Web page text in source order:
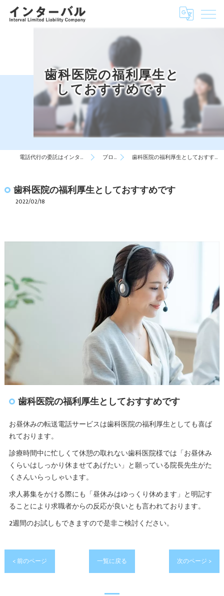
歯科医院の福利厚生と
しておすすめです
電話代行の委託はインターバル ブログ 歯科医院の福利厚生としておすすめです
歯科医院の福利厚生としておすすめです
2022/02/18
歯科医院の福利厚生としておすすめです
お昼休みの転送電話サービスは歯科医院の福利厚生としても喜ば
れております。
診療時間中に忙しくて休憩の取れない歯科医院様では「お昼休み
くらいはしっかり休ませてあげたい」と願っている院長先生がた
くさんいらっしゃいます。
求人募集をかける際にも「昼休みはゆっくり休めます」と明記す
ることにより求職者からの反応が良いとも言われております。
2週間のお試しもできますので是非ご検討ください。
< 前のページ 一覧に戻る 次のページ >